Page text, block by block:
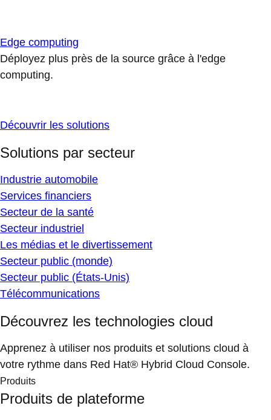
Edge computing
Déployez plus près de la source grâce à l'edge
computing.
Découvrir les solutions
Solutions par secteur
Industrie automobile
Services financiers
Secteur de la santé
Secteur industriel
Les médias et le divertissement
Secteur public (monde)
Secteur public (États-Unis)
Télécommunications
Découvrez les technologies cloud
Apprenez à utiliser nos produits et solutions cloud à
votre rythme dans Red Hat® Hybrid Cloud Console.
Produits
Produits de plateforme